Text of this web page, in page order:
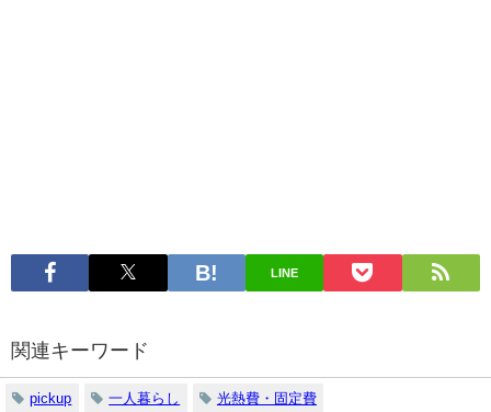
LINE
関連キーワード
pickup 一人暮らし 光熱費・固定費